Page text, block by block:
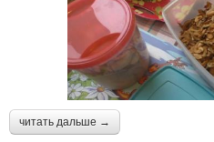
читать дальше →